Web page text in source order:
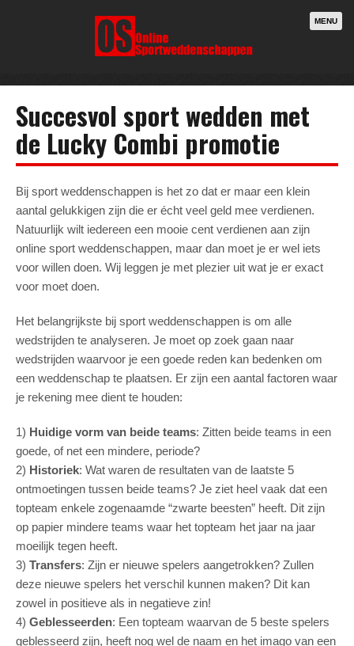
MENU
Succesvol sport wedden met
de Lucky Combi promotie
Bij sport weddenschappen is het zo dat er maar een klein
aantal gelukkigen zijn die er écht veel geld mee verdienen.
Natuurlijk wilt iedereen een mooie cent verdienen aan zijn
online sport weddenschappen, maar dan moet je er wel iets
voor willen doen. Wij leggen je met plezier uit wat je er exact
voor moet doen.
Het belangrijkste bij sport weddenschappen is om alle
wedstrijden te analyseren. Je moet op zoek gaan naar
wedstrijden waarvoor je een goede reden kan bedenken om
een weddenschap te plaatsen. Er zijn een aantal factoren waar
je rekening mee dient te houden:
1) Huidige vorm van beide teams: Zitten beide teams in een
goede, of net een mindere, periode?
2) Historiek: Wat waren de resultaten van de laatste 5
ontmoetingen tussen beide teams? Je ziet heel vaak dat een
topteam enkele zogenaamde “zwarte beesten” heeft. Dit zijn
op papier mindere teams waar het topteam het jaar na jaar
moeilijk tegen heeft.
3) Transfers: Zijn er nieuwe spelers aangetrokken? Zullen
deze nieuwe spelers het verschil kunnen maken? Dit kan
zowel in positieve als in negatieve zin!
4) Geblesseerden: Een topteam waarvan de 5 beste spelers
geblesseerd zijn, heeft nog wel de naam en het imago van een